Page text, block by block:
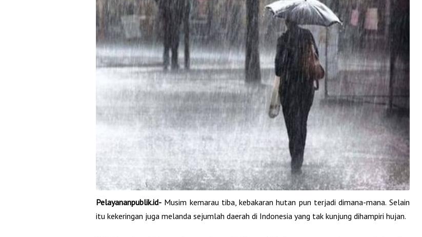
Pelayananpublik.id- Musim kemarau tiba, kebakaran hutan pun terjadi dimana-mana. Selain
itu kekeringan juga melanda sejumlah daerah di Indonesia yang tak kunjung dihampiri hujan.